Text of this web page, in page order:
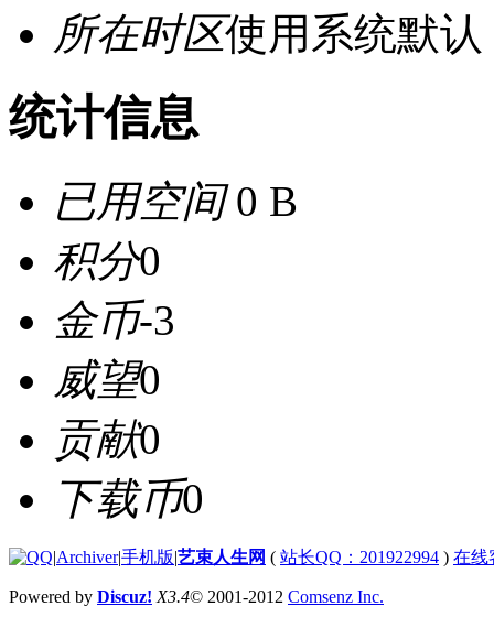
所在时区使用系统默认
统计信息
已用空间0 B
积分0
金币-3
威望0
贡献0
下载币0
|Archiver|手机版|艺束人生网 ( 站长QQ：201922994 ) 在线
Powered by Discuz! X3.4© 2001-2012 Comsenz Inc.